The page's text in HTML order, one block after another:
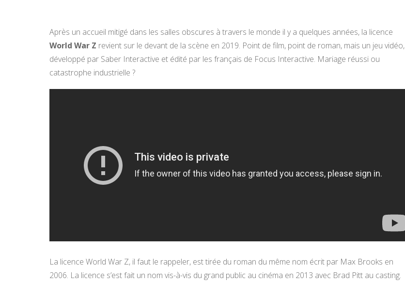
Après un accueil mitigé dans les salles obscures à travers le monde il y a quelques années, la licence
World War Z revient sur le devant de la scène en 2019. Point de film, point de roman, mais un jeu vidéo,
développé par Saber Interactive et édité par les français de Focus Interactive. Mariage réussi ou
catastrophe industrielle ?
La licence World War Z, il faut le rappeler, est tirée du roman du même nom écrit par Max Brooks en
2006. La licence s’est fait un nom vis-à-vis du grand public au cinéma en 2013 avec Brad Pitt au casting.